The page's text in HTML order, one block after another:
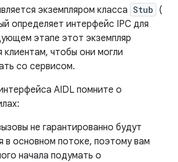
экземпляром класса Stub (
определяет интерфейс IPC для
этапе этот экземпляр
клиентам, чтобы они могли
со сервисом.
AIDL помните о
не гарантированно будут
в основном потоке, поэтому вам
начала подумать о